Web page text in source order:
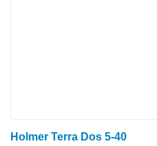
Holmer Terra Dos 5-40